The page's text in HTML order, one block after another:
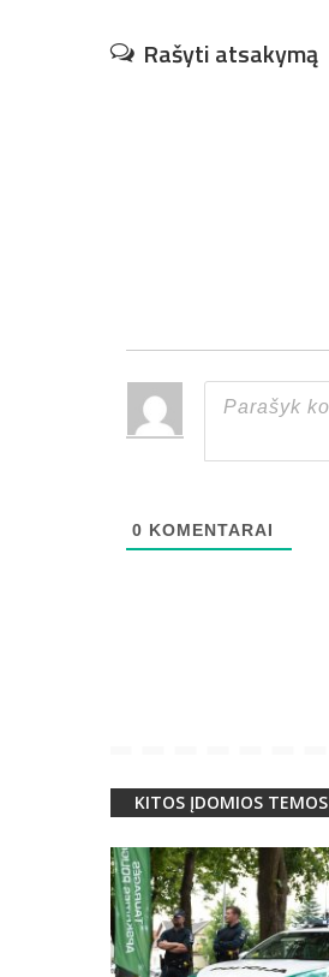
Rašyti atsakymą
0 KOMENTARAI
KITOS ĮDOMIOS TEMOS